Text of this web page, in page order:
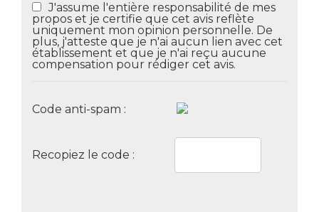
J'assume l'entière responsabilité de mes
propos et je certifie que cet avis reflète
uniquement mon opinion personnelle. De
plus, j'atteste que je n'ai aucun lien avec cet
établissement et que je n'ai reçu aucune
compensation pour rédiger cet avis.
Code anti-spam :
Recopiez le code :